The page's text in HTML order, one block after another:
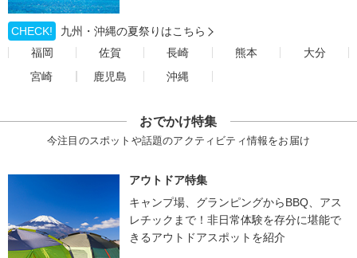
CHECK!
九州・沖縄の夏祭りはこちら
福岡
佐賀 長崎 熊本
大分
宮崎
鹿児島 沖縄
おでかけ特集
今注目のスポットや話題のアクティビティ情報をお届け
アウトドア特集
キャンプ場、グランピングからBBQ、アス
レチックまで！非日常体験を存分に堪能で
きるアウトドアスポットを紹介